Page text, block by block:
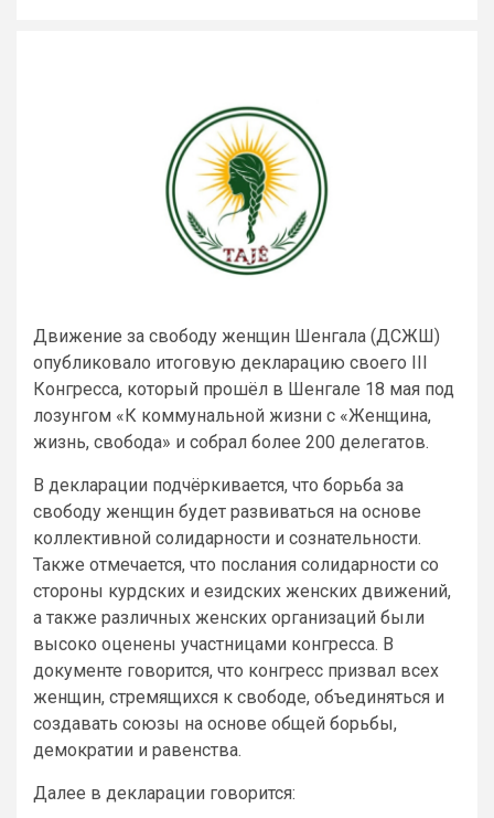
Движение за свободу женщин Шенгала (ДСЖШ)
опубликовало итоговую декларацию своего III
Конгресса, который прошёл в Шенгале 18 мая под
лозунгом «К коммунальной жизни с «Женщина,
жизнь, свобода» и собрал более 200 делегатов.
В декларации подчёркивается, что борьба за
свободу женщин будет развиваться на основе
коллективной солидарности и сознательности.
Также отмечается, что послания солидарности со
стороны курдских и езидских женских движений,
а также различных женских организаций были
высоко оценены участницами конгресса. В
документе говорится, что конгресс призвал всех
женщин, стремящихся к свободе, объединяться и
создавать союзы на основе общей борьбы,
демократии и равенства.
Далее в декларации говорится: